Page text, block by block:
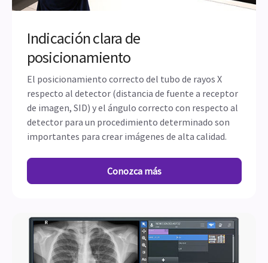
Indicación clara de
posicionamiento
El posicionamiento correcto del tubo de rayos X
respecto al detector (distancia de fuente a receptor
de imagen, SID) y el ángulo correcto con respecto al
detector para un procedimiento determinado son
importantes para crear imágenes de alta calidad.
Conozca más